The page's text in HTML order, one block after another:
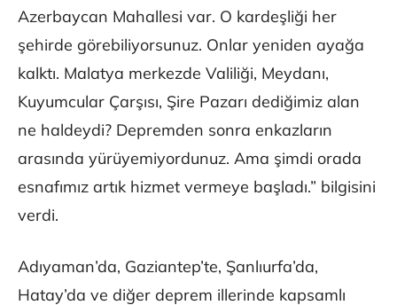
Azerbaycan Mahallesi var. O kardeşliği her
şehirde görebiliyorsunuz. Onlar yeniden ayağa
kalktı. Malatya merkezde Valiliği, Meydanı,
Kuyumcular Çarşısı, Şire Pazarı dediğimiz alan
ne haldeydi? Depremden sonra enkazların
arasında yürüyemiyordunuz. Ama şimdi orada
esnafımız artık hizmet vermeye başladı.” bilgisini
verdi.
Adıyaman’da, Gaziantep’te, Şanlıurfa’da,
Hatay’da ve diğer deprem illerinde kapsamlı